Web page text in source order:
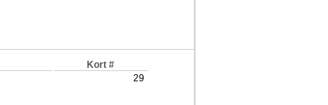
Kort #
29